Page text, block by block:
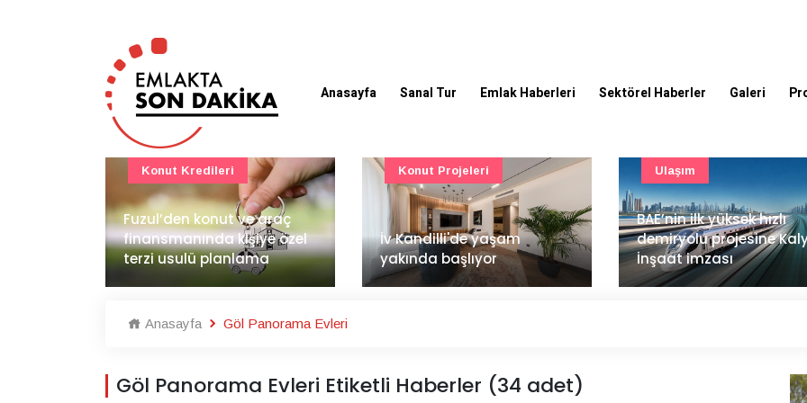
Anasayfa Sanal Tur Emlak Haberleri Sektörel Haberler Galeri
İv Kandilli'de yaşam
yakında başlıyor
Konut Projeleri
BAE’nin ilk yüksek hızlı
demiryolu projesine Kalyon
İnşaat imzası
Ulaşım
Mimarlık ve mühendislik
projeleri e-PYS ile dijital
ortama taşınacak
Güncel
Anasayfa Göl Panorama Evleri
Göl Panorama Evleri Etiketli Haberler (34 adet)